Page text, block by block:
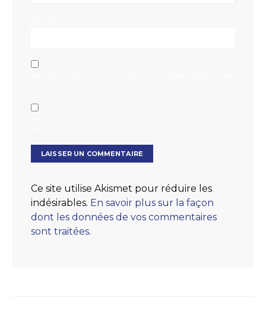
Ce site utilise Akismet pour réduire les
indésirables. En savoir plus sur la façon
dont les données de vos commentaires
sont traitées.